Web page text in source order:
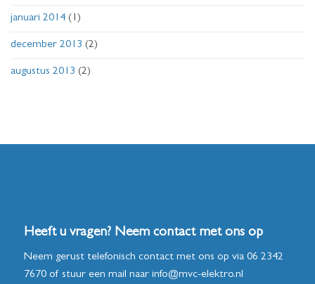
januari 2014(1)
december 2013 (2)
augustus 2013 (2)
Heeft u vragen? Neem contact met ons op
Neem gerust telefonisch contact met ons op via 06 2342
7670of stuur een mail naar info@mvc-elektro.nl